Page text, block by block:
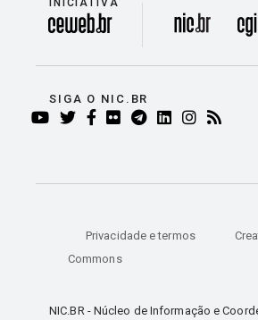
INICIATIVA
divisão
SIGA O NIC.BR
YOUTUBE
TWITTER
FACEBOOK
FLICKR
TELEGRAM
LINKEDIN
NIC.BR - Núcleo de Informação e
Privacidade e termos
Commons